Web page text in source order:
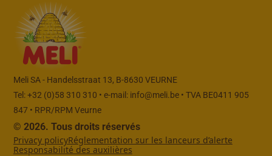
Meli SA - Handelsstraat 13, B-8630 VEURNE
Tel: +32 (0)58 310 310 • e-mail: info@meli.be• TVA BE0411 905
847 • RPR/RPM Veurne
© 2026. Tous droits réservés
Privacy policyRéglementation sur les lanceurs d’alerte
Responsabilité des auxilières